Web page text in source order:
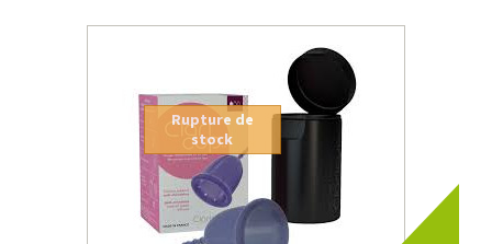
Rupture de
stock